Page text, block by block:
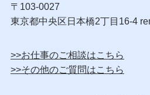
〒103-0027
東京都中央区日本橋2丁目16-4
>>お仕事のご相談はこちら
>>その他のご質問はこちら